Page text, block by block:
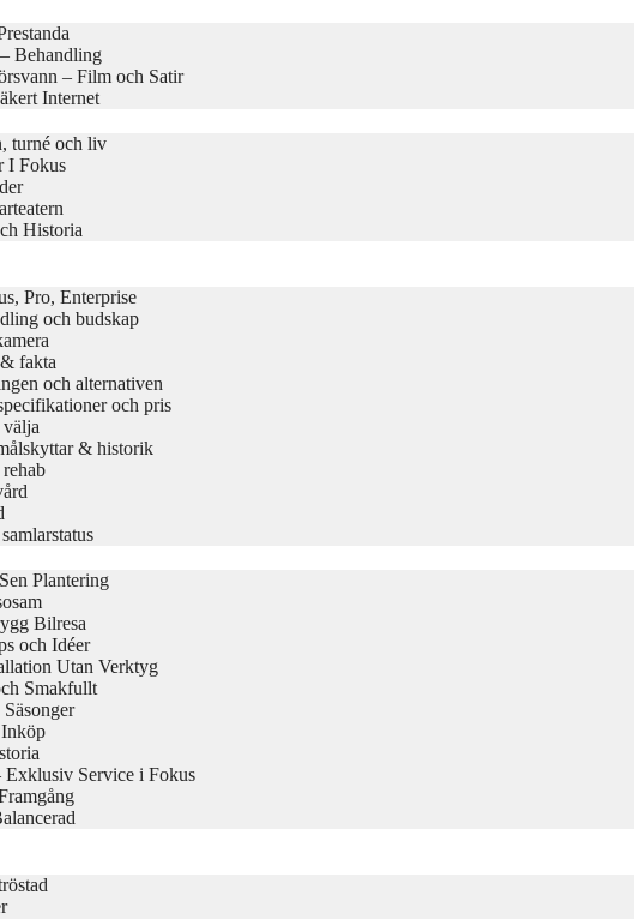
Behandling
– Film och Satir
Internet
turné och liv
I Fokus
Historia
Pro, Enterprise
och budskap
fakta
och alternativen
och pris
& historik
Plantering
Bilresa
och Idéer
Utan Verktyg
Smakfullt
Exklusiv Service i Fokus